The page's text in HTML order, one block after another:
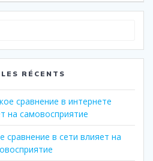
:
RÉCENTS
сравнение в интернете
на самовосприятие
сравнение в сети влияет на